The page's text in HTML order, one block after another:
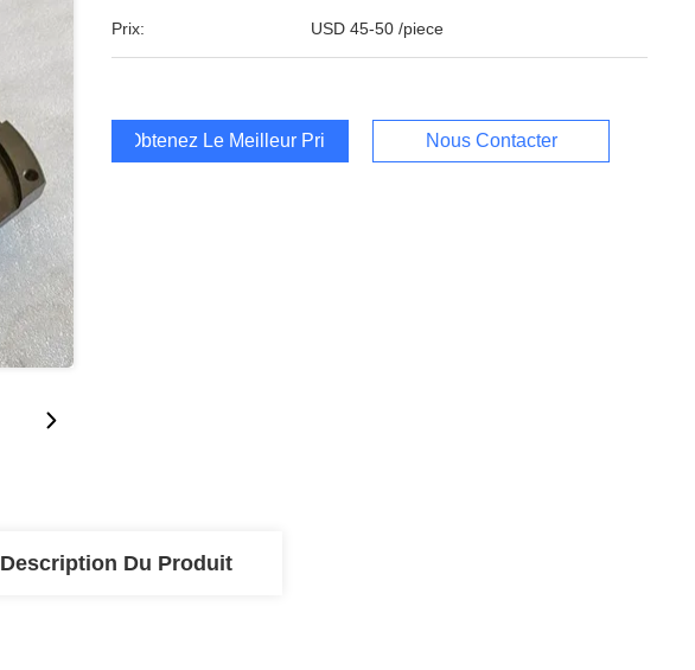
Prix: USD 45-50 /piece
Obtenez Le Meilleur Prix Nous Contacter
Description Du Produit